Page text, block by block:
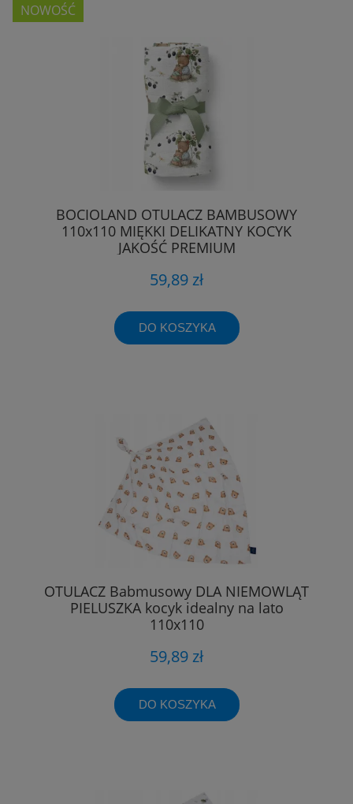
BOCIOLAND OTULACZ BAMBUSOWY
110x110 MIĘKKI DELIKATNY KOCYK
JAKOŚĆ PREMIUM
59,89 zł
DO KOSZYKA
NOWOŚĆ
OTULACZ Babmusowy DLA NIEMOWLĄT
PIELUSZKA kocyk idealny na lato
110x110
59,89 zł
DO KOSZYKA